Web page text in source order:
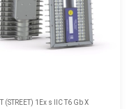
(STREET) 1Ex s IIC T6 Gb X